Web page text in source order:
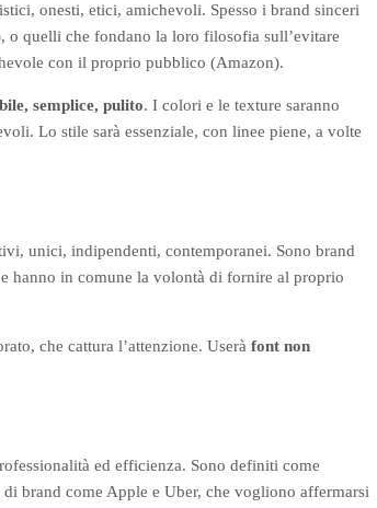
onesti, etici, amichevoli. Spesso i brand sinceri
o quelli che fondano la loro filosofia sull’evitare
con il proprio pubblico (Amazon).
semplice, pulito. I colori e le texture saranno
Lo stile sarà essenziale, con linee piene, a volte
unici, indipendenti, contemporanei. Sono brand
hanno in comune la volontà di fornire al proprio
che cattura l’attenzione. Userà font non
ed efficienza. Sono definiti come
brand come Apple e Uber, che vogliono affermarsi